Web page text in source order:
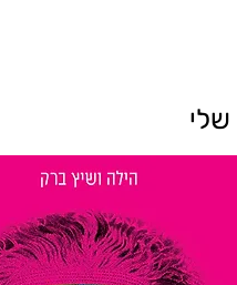
שלי